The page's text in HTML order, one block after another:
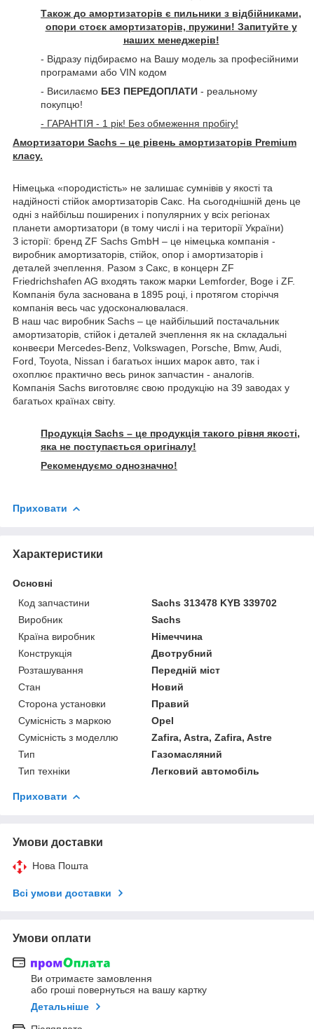
Також до амортизаторів є пильники з відбійниками,
опори стоєк амортизаторів, пружини! Запитуйте у
наших менеджерів!
- Відразу підбираємо на Вашу модель за професійними
програмами або VIN кодом
- Висилаємо БЕЗ ПЕРЕДОПЛАТИ - реальному
покупцю!
- ГАРАНТІЯ - 1 рік! Без обмеження пробігу!
Амортизатори Sachs – це рівень амортизаторів Premium
класу.
Німецька «породистість» не залишає сумнівів у якості та
надійності стійок амортизаторів Сакс. На сьогоднішній день це
одні з найбільш поширених і популярних у всіх регіонах
планети амортизатори (в тому числі і на території України)
З історії: бренд ZF Sachs GmbH – це німецька компанія -
виробник амортизаторів, стійок, опор і амортизаторів і
деталей зчеплення. Разом з Сакс, в концерн ZF
Friedrichshafen AG входять також марки Lemforder, Boge і ZF.
Компанія була заснована в 1895 році, і протягом сторіччя
компанія весь час удосконалювалася.
В наш час виробник Sachs – це найбільший постачальник
амортизаторів, стійок і деталей зчеплення як на складальні
конвеєри Mercedes-Benz, Volkswagen, Porsche, Bmw, Audi,
Ford, Toyota, Nissan і багатьох інших марок авто, так і
охоплює практично весь ринок запчастин - аналогів.
Компанія Sachs виготовляє свою продукцію на 39 заводах у
багатьох країнах світу.
Продукція Sachs – це продукція такого рівня якості,
яка не поступається оригіналу!
Рекомендуємо однозначно!
Приховати
Характеристики
Основні
Код запчастини
Sachs 313478 KYB 339702
Виробник
Sachs
Країна виробник
Німеччина
Конструкція
Двотрубний
Розташування
Передній міст
Стан
Новий
Сторона установки
Правий
Сумісність з маркою
Opel
Сумісність з моделлю
Zafira, Astra, Zafira, Astre
Тип
Газомасляний
Тип техніки
Легковий автомобіль
Приховати
Умови доставки
Нова Пошта
Всі умови доставки
Умови оплати
Ви отримаєте замовлення
або гроші повернуться на вашу картку
Детальніше